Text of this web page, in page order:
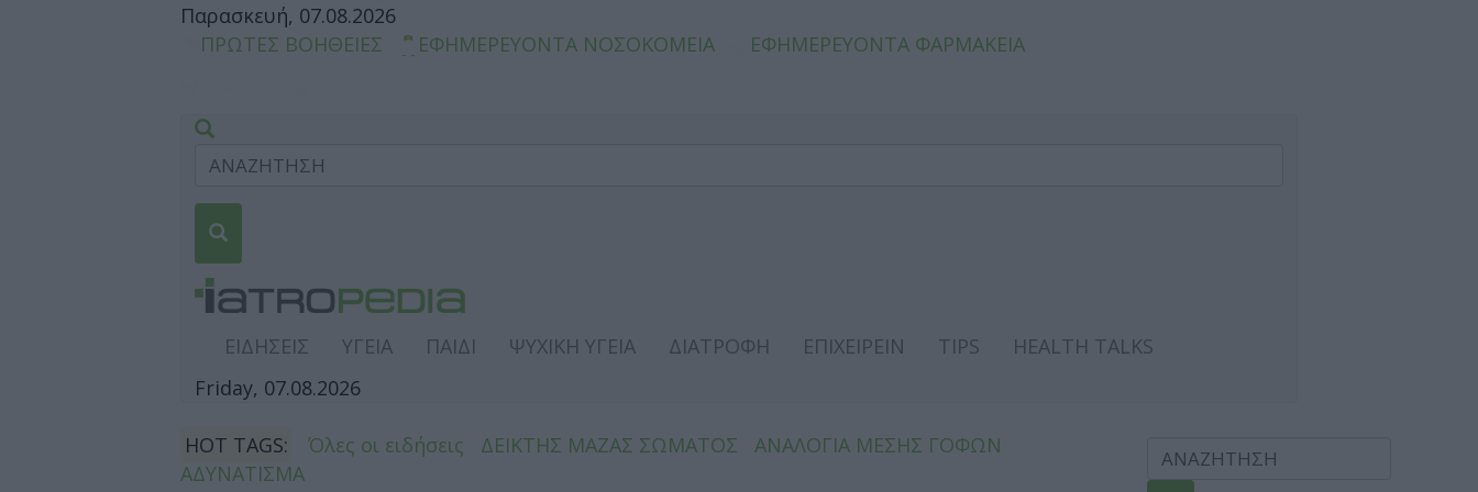
Παρασκευή, 07.08.2026
ΠΡΩΤΕΣ ΒΟΗΘΕΙΕΣ
ΕΦΗΜΕΡΕΥΟΝΤΑ ΝΟΣΟΚΟΜΕΙΑ ΕΦΗΜΕΡΕΥΟΝΤΑ ΦΑΡΜΑΚΕΙΑ
ΕΙΔΗΣΕΙΣ ΥΓΕΙΑ ΠΑΙΔΙ ΨΥΧΙΚΗ ΥΓΕΙΑ ΔΙΑΤΡΟΦΗ ΕΠΙΧΕΙΡΕΙΝ TIPS
HEALTH TALKS
Friday, 07.08.2026
HOT TAGS: Όλες οι ειδήσεις ΔΕΙΚΤΗΣ ΜΑΖΑΣ ΣΩΜΑΤΟΣ
ΑΝΑΛΟΓΙΑ ΜΕΣΗΣ ΓΟΦΩΝ
ΑΔΥΝΑΤΙΣΜΑ